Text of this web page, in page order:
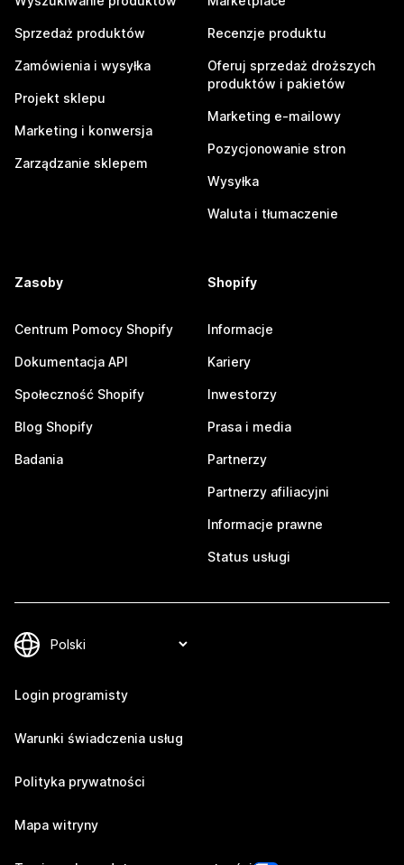
Sprzedaż produktów
Zamówienia i wysyłka
Projekt sklepu
Marketing i konwersja
Zarządzanie sklepem
Recenzje produktu
Oferuj sprzedaż droższych
produktów i pakietów
Marketing e-mailowy
Pozycjonowanie stron
Wysyłka
Waluta i tłumaczenie
Zasoby
Centrum Pomocy Shopify
Dokumentacja API
Społeczność Shopify
Blog Shopify
Badania
Shopify
Informacje
Kariery
Inwestorzy
Prasa i media
Partnerzy
Partnerzy afiliacyjni
Informacje prawne
Status usługi
Login programisty
Warunki świadczenia usług
Polityka prywatności
Mapa witryny